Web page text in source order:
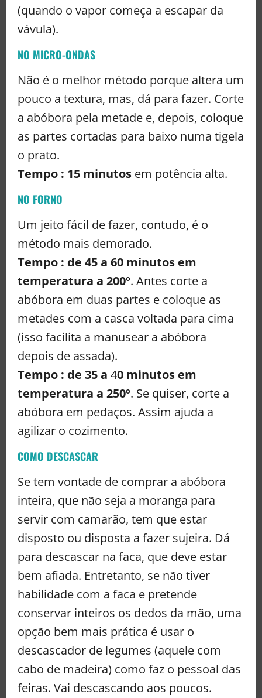
(quando o vapor começa a escapar da
vávula).
NO MICRO-ONDAS
Não é o melhor método porque altera um
pouco a textura, mas, dá para fazer. Corte
a abóbora pela metade e, depois, coloque
as partes cortadas para baixo numa tigela
o prato.
Tempo : 15 minutos em potência alta.
NO FORNO
Um jeito fácil de fazer, contudo, é o
método mais demorado.
Tempo : de 45 a 60 minutos em
temperatura a 200º. Antes corte a
abóbora em duas partes e coloque as
metades com a casca voltada para cima
(isso facilita a manusear a abóbora
depois de assada).
Tempo : de 35 a 40 minutos em
temperatura a 250º. Se quiser, corte a
abóbora em pedaços. Assim ajuda a
agilizar o cozimento.
COMO DESCASCAR
Se tem vontade de comprar a abóbora
inteira, que não seja a moranga para
servir com camarão, tem que estar
disposto ou disposta a fazer sujeira. Dá
para descascar na faca, que deve estar
bem afiada. Entretanto, se não tiver
habilidade com a faca e pretende
conservar inteiros os dedos da mão, uma
opção bem mais prática é usar o
descascador de legumes (aquele com
cabo de madeira) como faz o pessoal das
feiras. Vai descascando aos poucos.